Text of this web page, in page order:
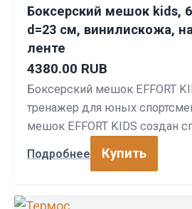
Боксерский мешок kids,
d=23 см, винилискожа,
ленте
4380.00 RUB
Боксерский мешок EFFORT
тренажер для юных
мешок EFFORT KIDS создан
Подробнее Купить